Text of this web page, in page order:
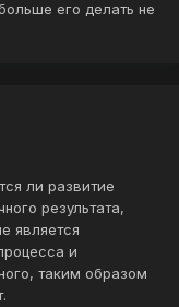
его делать не
ли развитие
результата,
является
и
таким образом